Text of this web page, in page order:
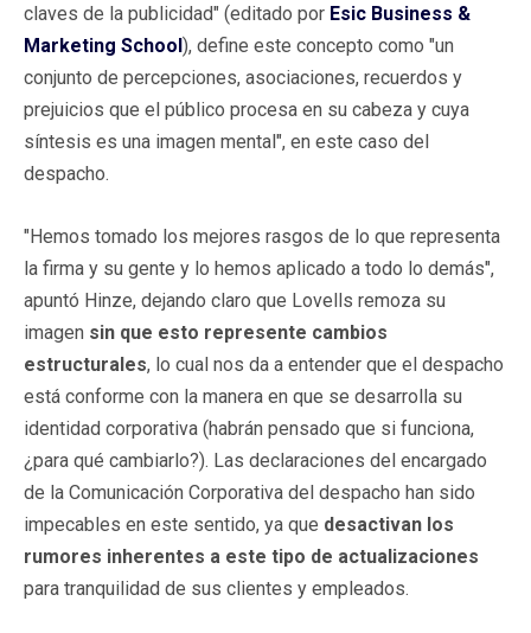
claves de la publicidad" (editado por Esic Business &
Marketing School), define este concepto como "un
conjunto de percepciones, asociaciones, recuerdos y
prejuicios que el público procesa en su cabeza y cuya
síntesis es una imagen mental", en este caso del
despacho.
"Hemos tomado los mejores rasgos de lo que representa
la firma y su gente y lo hemos aplicado a todo lo demás",
apuntó Hinze, dejando claro que Lovells remoza su
imagen sin que esto represente cambios
estructurales, lo cual nos da a entender que el despacho
está conforme con la manera en que se desarrolla su
identidad corporativa (habrán pensado que si funciona,
¿para qué cambiarlo?). Las declaraciones del encargado
de la Comunicación Corporativa del despacho han sido
impecables en este sentido, ya que desactivan los
rumores inherentes a este tipo de actualizaciones
para tranquilidad de sus clientes y empleados.